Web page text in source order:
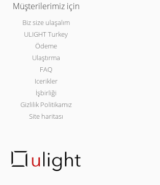
Müşterilerimiz için
Biz size ulaşalım
ULIGHT Turkey
Ödeme
Ulaştırma
FAQ
Icerikler
İşbirliği
Gizlilik Politikamız
Site haritası